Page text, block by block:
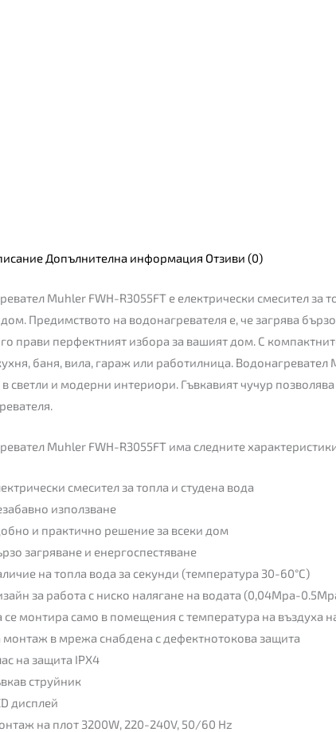
Допълнителна информация Отзиви (0)
Muhler FWH-R3055FT е електрически смесител
дом. Предимството на водонагревателя е, че загрява
прави перфектният избора за вашият дом. С
баня, вила, гараж или работилница. Водонагревател
светли и модерни интериори. Гъвкавият чучур
Muhler FWH-R3055FT има следните
смесител за топла и студена вода
използване
и практично решение за всеки дом
загряване и енергоспестяване
на топла вода за секунди (температура 30-60°C)
за работа с ниско налягане на водата (0,04Mpa-
се монтира само в помещения с температура на въздуха
монтаж в мрежа снабдена с дефектнотокова защита
на защита IPX4
струйник
дисплей
на плот 3200W, 220-240V, 50/60 Hz